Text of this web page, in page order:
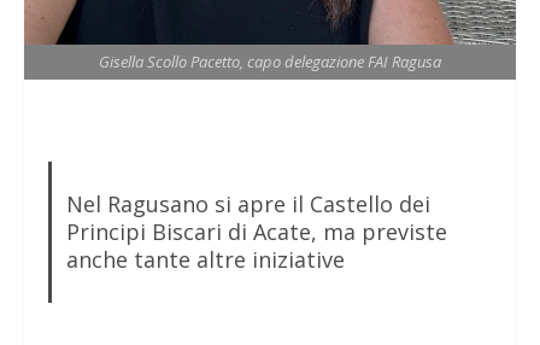
Gisella Scollo Pacetto, capo delegazione FAI Ragusa
Nel Ragusano si apre il Castello dei
Principi Biscari di Acate, ma previste
anche tante altre iniziative